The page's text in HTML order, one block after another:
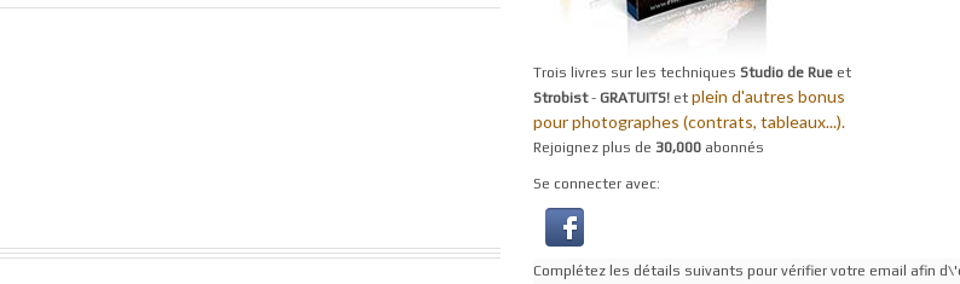
Trois livres sur les techniques Studio de Rueet
Strobist- GRATUITS! et plein d'autres bonus
pour photographes (contrats, tableaux...).
Rejoignez plus de 30,000abonnés
Se connecter avec:
Complétez les détails suivants pour vérifier votre email afin